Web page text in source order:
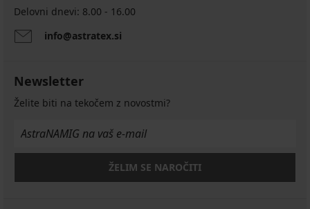
Delovni dnevi: 8.00 - 16.00
info@astratex.si
Newsletter
Želite biti na tekočem z novostmi?
ŽELIM SE NAROČITI